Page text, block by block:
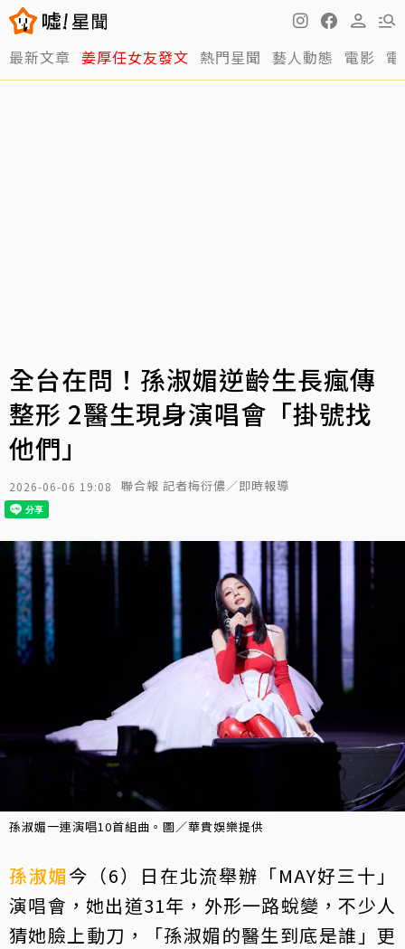
最新文章 姜厚任女友發文 熱門星聞 藝人動態 電影
全台在問！孫淑媚逆齡生長瘋傳
整形 2醫生現身演唱會「掛號找
他們」
2026-06-06 19:08 聯合報 記者梅衍儂／即時報導
孫淑媚一連演唱10首組曲。圖／華貴娛樂提供
孫淑媚今（6）日在北流舉辦「MAY好三十」
演唱會，她出道31年，外形一路蛻變，不少人
猜她臉上動刀，「孫淑媚的醫生到底是誰」更